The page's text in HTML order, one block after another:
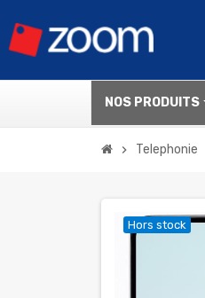
NOS PRODUITS
chevron_right Telephonie
Hors stock